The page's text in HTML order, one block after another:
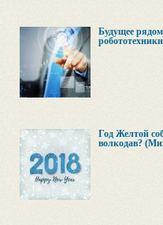
Будущее
Год Желтой
волкодав?